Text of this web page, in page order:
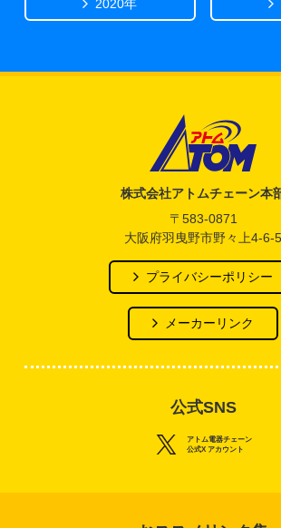
2020年
株式会社アトムチェーン本
〒583-0871
大阪府羽曳野市野々上4-6-5
プライバシーポリシー
メーカーリンク
公式SNS
アトム電器チェーン
公式X アカウント